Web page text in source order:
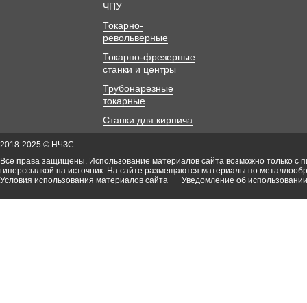
ЧПУ
Токарно-
револьверные
Токарно-фрезерные
станки и центры
Трубонарезные
токарные
Станки для кирпича
2018-2025 © НЧЗС
Все права защищены. Использование материалов сайта возможно только с
гиперссылкой на источник. На сайте размещаются материалы по
Условия использования материалов сайта
Уведомление об